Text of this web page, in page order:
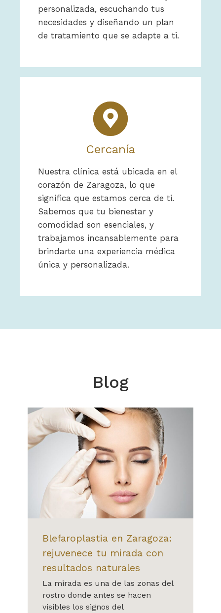
personalizada, escuchando tus
necesidades y diseñando un plan
de tratamiento que se adapte a ti.
Cercanía
Nuestra clínica está ubicada en el
corazón de Zaragoza, lo que
significa que estamos cerca de ti.
Sabemos que tu bienestar y
comodidad son esenciales, y
trabajamos incansablemente para
brindarte una experiencia médica
única y personalizada.
Blog
Blefaroplastia en Zaragoza:
rejuvenece tu mirada con
resultados naturales
La mirada es una de las zonas del
rostro donde antes se hacen
visibles los signos del